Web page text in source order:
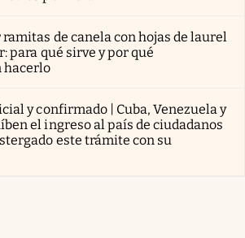
de canela con hojas de laurel
para qué sirve y por qué
hacerlo
y confirmado | Cuba, Venezuela y
el ingreso al país de ciudadanos
este trámite con su